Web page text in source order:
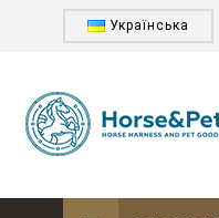
Українська